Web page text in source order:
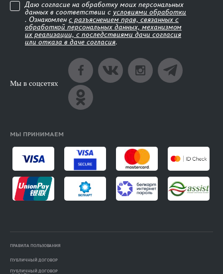
Даю согласие на обработку моих персональных
данных в соответствии с условиями обработки
. Ознакомлен с разъяснением прав, связанных с
обработкой персональных данных, механизмом
их реализации, с последствиями дачи согласия
или отказа в даче согласия.
Мы в соцсетях
МЫ ПРИНИМАЕМ
ПРАВИЛА ПОЛЬЗОВАНИЯ
ПУБЛИЧНЫЙ ДОГОВОР
ПУБЛИЧНЫЙ ДОГОВОР